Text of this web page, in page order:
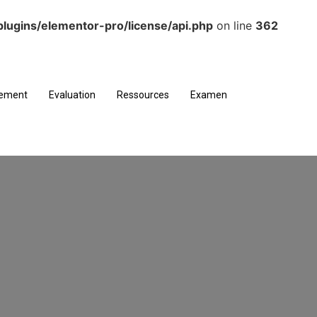
elementor-pro/license/api.php on line 362
Evaluation Ressources Examen